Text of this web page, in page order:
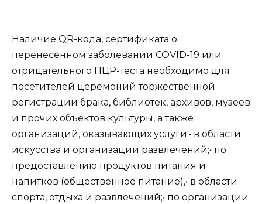
Наличие QR-кода, сертификата о
перенесенном заболевании COVID-19 или
отрицательного ПЦР-теста необходимо для
посетителей церемоний торжественной
регистрации брака, библиотек, архивов, музеев
и прочих объектов культуры, а также
организаций, оказывающих услуги:• в области
искусства и организации развлечений;• по
предоставлению продуктов питания и
напитков (общественное питание),• в области
спорта, отдыха и развлечений;• по организации